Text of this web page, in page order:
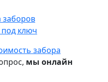
заборов
под ключ
забора
мы онлайн